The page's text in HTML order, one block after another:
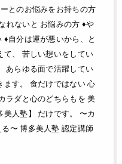
とのお悩みをお持ちの方
れないと お悩みの方 ♦や
♦自分は運が悪いから、と
て、 苦しい想いをしてい
あらゆる面で活躍してい
ます。 食だけではない 心
ラダと心のどちらもを 美
美人塾】 だけです。 〜カ
〜 博多美人塾 認定講師